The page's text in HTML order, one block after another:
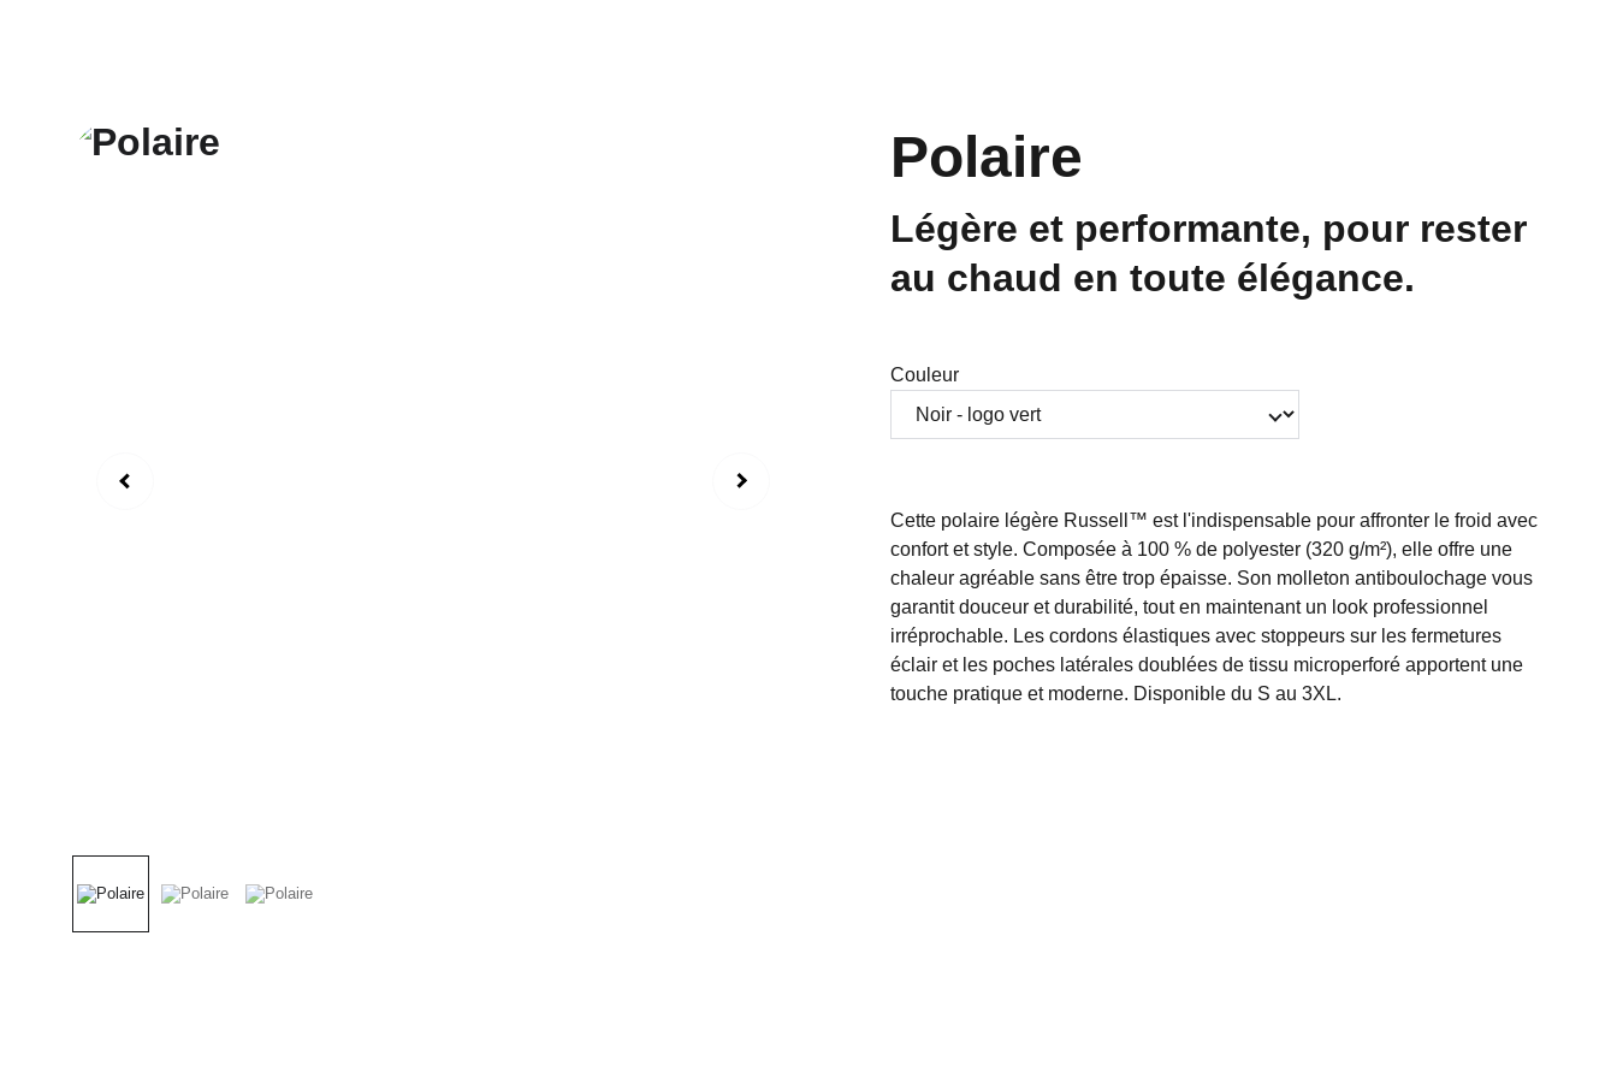
Polaire
Légère et performante, pour rester
au chaud en toute élégance.
Couleur
Cette polaire légère Russell™ est l'indispensable pour affronter le froid avec
confort et style. Composée à 100 % de polyester (320 g/m²), elle offre une
chaleur agréable sans être trop épaisse. Son molleton antiboulochage vous
garantit douceur et durabilité, tout en maintenant un look professionnel
irréprochable. Les cordons élastiques avec stoppeurs sur les fermetures
éclair et les poches latérales doublées de tissu microperforé apportent une
touche pratique et moderne. Disponible du S au 3XL.